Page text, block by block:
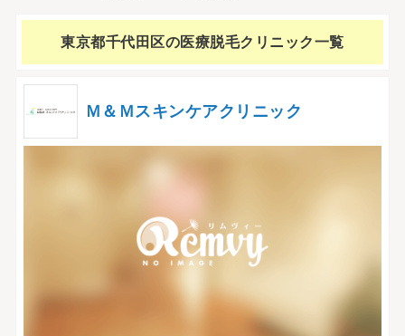
東京都千代田区の医療脱毛クリニック一覧
Ｍ＆Ｍスキンケアクリニック